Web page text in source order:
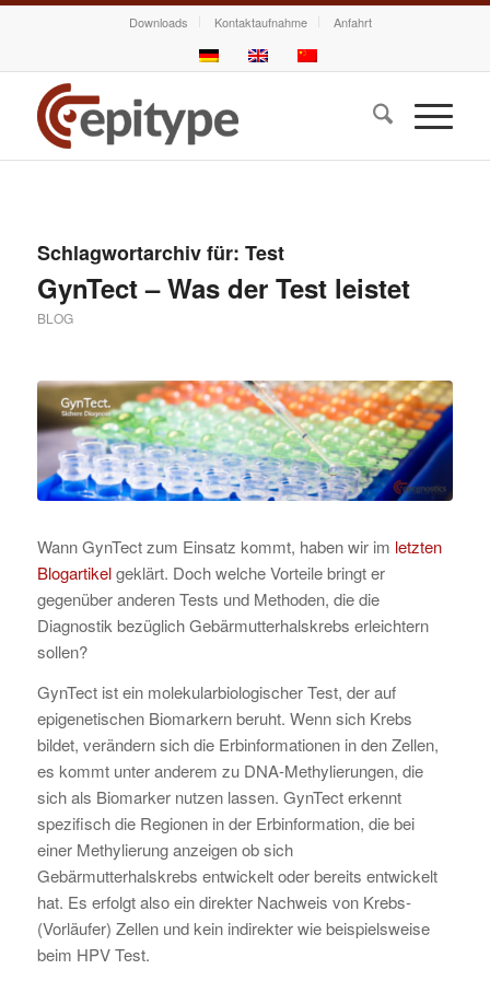
Downloads Kontaktaufnahme Anfahrt
Schlagwortarchiv für: Test
GynTect – Was der Test leistet
BLOG
Wann GynTect zum Einsatz kommt, haben wir im letzten
Blogartikelgeklärt. Doch welche Vorteile bringt er
gegenüber anderen Tests und Methoden, die die
Diagnostik bezüglich Gebärmutterhalskrebs erleichtern
sollen?
GynTect ist ein molekularbiologischer Test, der auf
epigenetischen Biomarkern beruht. Wenn sich Krebs
bildet, verändern sich die Erbinformationen in den Zellen,
es kommt unter anderem zu DNA-Methylierungen, die
sich als Biomarker nutzen lassen. GynTect erkennt
spezifisch die Regionen in der Erbinformation, die bei
einer Methylierung anzeigen ob sich
Gebärmutterhalskrebs entwickelt oder bereits entwickelt
hat. Es erfolgt also ein direkter Nachweis von Krebs-
(Vorläufer) Zellen und kein indirekter wie beispielsweise
beim HPV Test.